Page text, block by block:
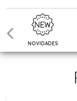
NOVIDADES